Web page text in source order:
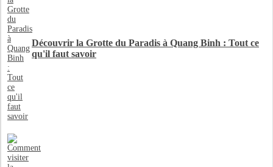
Découvrir la Grotte du Paradis à Quang Binh : Tout ce
qu'il faut savoir